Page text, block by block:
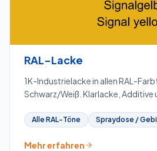
RAL-Lacke
1K-Industrielacke in allen RAL-
Schwarz/Weiß. Klarlacke, Additive
Alle RAL-Töne Spraydose /
Mehr erfahren